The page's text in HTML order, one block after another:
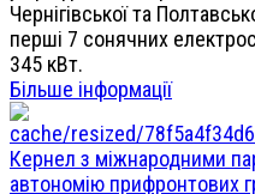
Чернігівської та
перші 7 сонячних
345 кВт.
Більше інформації
Кернел з міжнародними
автономію прифронтових